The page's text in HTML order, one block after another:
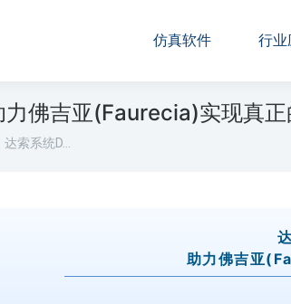
仿真软件 行业
佛吉亚(Faurecia)实现真
达索系统D…
助力佛吉亚